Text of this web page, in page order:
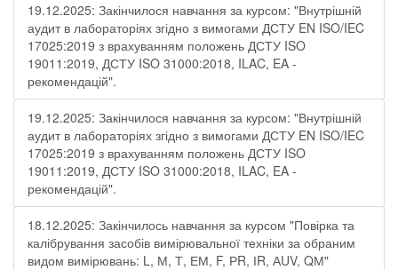
19.12.2025: Закінчилося навчання за курсом: "Внутрішній
аудит в лабораторіях згідно з вимогами ДСТУ EN ISO/IEC
17025:2019 з врахуванням положень ДСТУ ISO
19011:2019, ДСТУ ISO 31000:2018, ILAC, EA -
рекомендацій".
19.12.2025: Закінчилося навчання за курсом: "Внутрішній
аудит в лабораторіях згідно з вимогами ДСТУ EN ISO/IEC
17025:2019 з врахуванням положень ДСТУ ISO
19011:2019, ДСТУ ISO 31000:2018, ILAC, EA -
рекомендацій".
18.12.2025: Закінчилось навчання за курсом "Повірка та
калібрування засобів вимірювальної техніки за обраним
видом вимірювань: L, М, Т, ЕМ, F, РR, ІR, АUV, QМ"